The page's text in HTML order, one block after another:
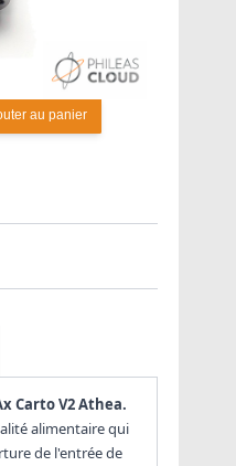
€
V2 Athea.
au panier
Carto V2 Athea.
alimentaire qui
de l'entrée de